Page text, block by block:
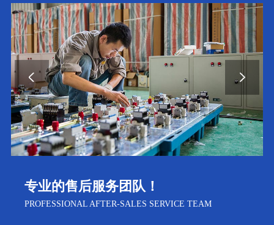
经营理念、宗旨及质量方针！
PHILOSOPHY,SERVICE PURPOSE AND QUALITY